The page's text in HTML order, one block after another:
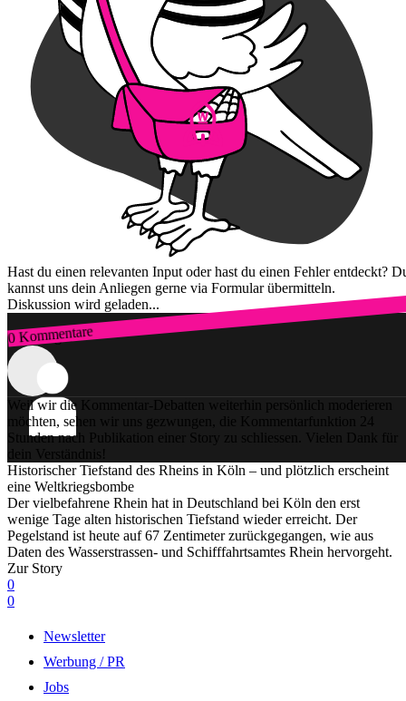
Hast du einen relevanten Input oder hast du einen Fehler entdeckt?
kannst uns dein Anliegen gerne via Formular übermitteln.
Diskussion wird geladen...
0 Kommentare
Zum Login
Weil wir die Kommentar-Debatten weiterhin persönlich moderieren
möchten, sehen wir uns gezwungen, die Kommentarfunktion 24
Stunden nach Publikation einer Story zu schliessen. Vielen Dank für
dein Verständnis!
Historischer Tiefstand des Rheins in Köln – und plötzlich erscheint
eine Weltkriegsbombe
Der vielbefahrene Rhein hat in Deutschland bei Köln den erst
wenige Tage alten historischen Tiefstand wieder erreicht. Der
Pegelstand ist heute auf 67 Zentimeter zurückgegangen, wie aus
Daten des Wasserstrassen- und Schifffahrtsamtes Rhein hervorgeht.
Zur Story
0
0
Newsletter
Werbung / PR
Jobs